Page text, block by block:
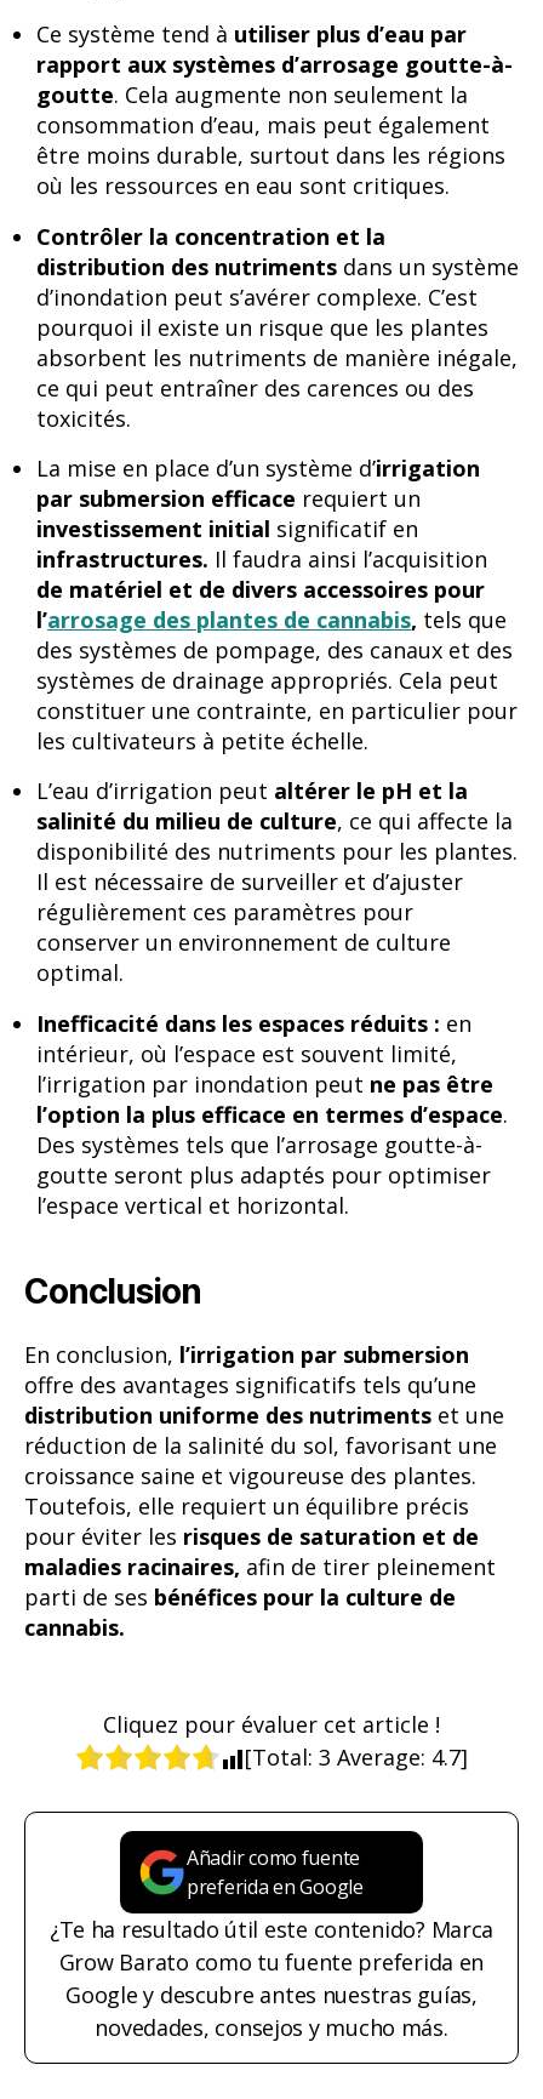
Ce système tend à utiliser plus d’eau par
rapport aux systèmes d’arrosage goutte-à-
goutte. Cela augmente non seulement la
consommation d’eau, mais peut également
être moins durable, surtout dans les régions
où les ressources en eau sont critiques.
Contrôler la concentration et la
distribution des nutriments dans un système
d’inondation peut s’avérer complexe. C’est
pourquoi il existe un risque que les plantes
absorbent les nutriments de manière inégale,
ce qui peut entraîner des carences ou des
toxicités.
La mise en place d’un système d’irrigation
par submersion efficace requiert un
investissement initial significatif en
infrastructures. Il faudra ainsi l’acquisition
de matériel et de divers accessoires pour
l’arrosage des plantes de cannabis, tels que
des systèmes de pompage, des canaux et des
systèmes de drainage appropriés. Cela peut
constituer une contrainte, en particulier pour
les cultivateurs à petite échelle.
L’eau d’irrigation peut altérer le pH et la
salinité du milieu de culture, ce qui affecte la
disponibilité des nutriments pour les plantes.
Il est nécessaire de surveiller et d’ajuster
régulièrement ces paramètres pour
conserver un environnement de culture
optimal.
Inefficacité dans les espaces réduits : en
intérieur, où l’espace est souvent limité,
l’irrigation par inondation peut ne pas être
l’option la plus efficace en termes d’espace.
Des systèmes tels que l’arrosage goutte-à-
goutte seront plus adaptés pour optimiser
l’espace vertical et horizontal.
Conclusion
En conclusion, l’irrigation par submersion
offre des avantages significatifs tels qu’une
distribution uniforme des nutriments et une
réduction de la salinité du sol, favorisant une
croissance saine et vigoureuse des plantes.
Toutefois, elle requiert un équilibre précis
pour éviter les risques de saturation et de
maladies racinaires, afin de tirer pleinement
parti de ses bénéfices pour la culture de
cannabis.
Cliquez pour évaluer cet article !
[Total: 3 Average: 4.7]
Añadir como fuente
preferida en Google
¿Te ha resultado útil este contenido? Marca
Grow Barato como tu fuente preferida en
Google y descubre antes nuestras guías,
novedades, consejos y mucho más.